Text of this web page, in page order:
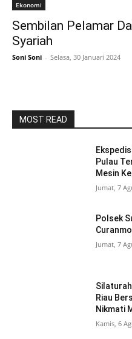
Ekonomi
Sembilan Pelamar
Syariah
Soni Soni - Selasa, 30 Januari 2024
MOST READ
Pulau
Mesin
Jumat, 7
Polsek
Jumat, 7
Riau
Nikmati
Kamis, 6